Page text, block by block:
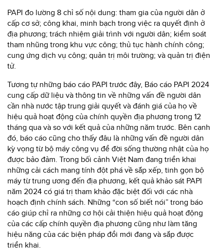
PAPI đo lường 8 chỉ số nội dung: tham gia của người dân ở
cấp cơ sở; công khai, minh bạch trong việc ra quyết định ở
địa phương; trách nhiệm giải trình với người dân; kiểm soát
tham nhũng trong khu vực công; thủ tục hành chính công;
cung ứng dịch vụ công; quản trị môi trường; và quản trị điện
tử.
Tương tự những báo cáo PAPI trước đây, Báo cáo PAPI 2024
cung cấp dữ liệu và thông tin về những vấn đề người dân
cần nhà nước tập trung giải quyết và đánh giá của họ về
hiệu quả hoạt động của chính quyền địa phương trong 12
tháng qua và so với kết quả của những năm trước. Bên cạnh
đó, báo cáo cũng cho thấy đâu là những vấn đề người dân
kỳ vọng từ bộ máy công vụ để đời sống thường nhật của họ
được bảo đảm. Trong bối cảnh Việt Nam đang triển khai
những cải cách mang tính đột phá về sắp xếp, tinh gọn bộ
máy từ trung ương đến địa phương, kết quả khảo sát PAPI
năm 2024 có giá trị tham khảo đặc biệt đối với các nhà
hoạch định chính sách. Những “con số biết nói” trong báo
cáo giúp chỉ ra những cơ hội cải thiện hiệu quả hoạt động
của các cấp chính quyền địa phương cũng như làm tăng
hiệu năng của các biện pháp đổi mới đang và sắp được
triển khai.